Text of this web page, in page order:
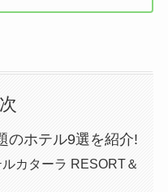
のホテル9選を紹介!
カターラ RESORT＆